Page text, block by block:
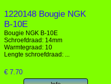
1220148 Bougie NGK
B-10E
Bougie NGK B-10E
Schroefdraad: 14mm
Warmtegraad: 10
Lengte schroefdraad: ...
€ 7.70